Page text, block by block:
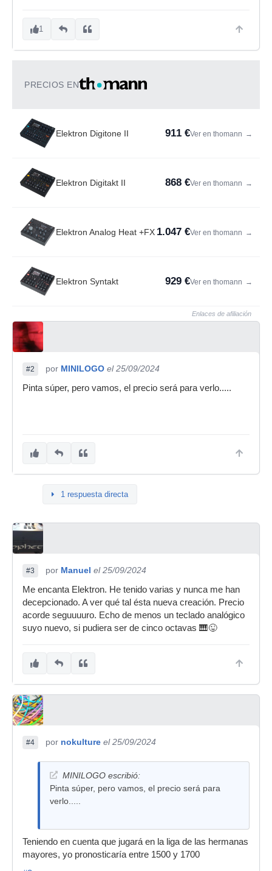
1
PRECIOS EN
Elektron Digitone II 911 €Ver en thomann →
Elektron Digitakt II 868 €Ver en thomann →
Elektron Analog Heat +FX 1.047 €Ver en thomann →
Elektron Syntakt 929 €Ver en thomann →
Enlaces de afiliación
#2 por MINILOGO el 25/09/2024
Pinta súper, pero vamos, el precio será para verlo.....
1 respuesta directa
#3 por Manuel el 25/09/2024
Me encanta Elektron. He tenido varias y nunca me han
decepcionado. A ver qué tal ésta nueva creación. Precio
acorde seguuuuro. Echo de menos un teclado analógico
suyo nuevo, si pudiera ser de cinco octavas 🎹😜
#4 por nokulture el 25/09/2024
MINILOGO escribió:
Pinta súper, pero vamos, el precio será para
verlo.....
Teniendo en cuenta que jugará en la liga de las hermanas
mayores, yo pronosticaría entre 1500 y 1700